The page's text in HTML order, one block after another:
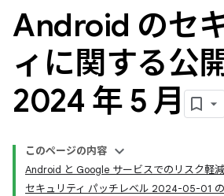
Android のセ
ィに関する公
2024 年 5 月
このページの内容
Android と Google サービスでのリスク軽
セキュリティ パッチレベル 2024-05-01